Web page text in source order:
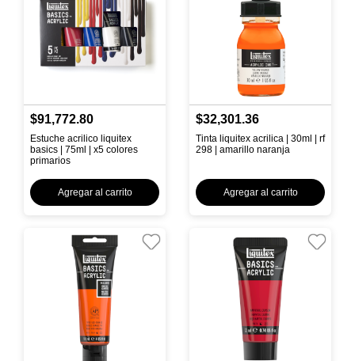
$91,772.80
Estuche acrilico liquitex
basics | 75ml | x5 colores
primarios
Agregar al carrito
$32,301.36
Tinta liquitex acrilica | 30ml | rf
298 | amarillo naranja
Agregar al carrito